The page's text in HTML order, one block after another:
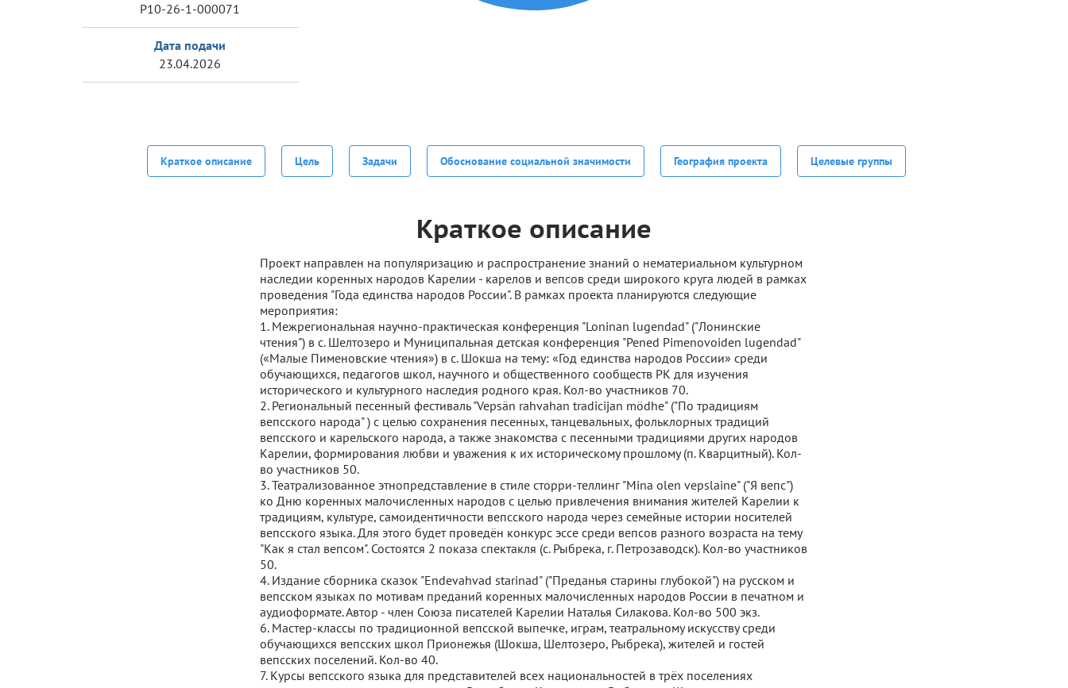
Р10-26-1-000071
Дата подачи
23.04.2026
Краткое описание Цель Задачи Обоснование социальной значимости География проекта Целевые группы
Краткое описание
Проект направлен на популяризацию и распространение знаний о нематериальном культурном
наследии коренных народов Карелии - карелов и вепсов среди широкого круга людей в рамках
проведения "Года единства народов России". В рамках проекта планируются следующие
мероприятия:
1. Межрегиональная научно-практическая конференция "Loninan lugendad" ("Лонинские
чтения") в с. Шелтозеро и Муниципальная детская конференция "Pened Pimenovoiden lugendad"
(«Малые Пименовские чтения») в с. Шокша на тему: «Год единства народов России» среди
обучающихся, педагогов школ, научного и общественного сообществ РК для изучения
исторического и культурного наследия родного края. Кол-во участников 70.
2. Региональный песенный фестиваль "Vepsän rahvahan tradicijan mödhe" ("По традициям
вепсского народа" ) с целью сохранения песенных, танцевальных, фольклорных традиций
вепсского и карельского народа, а также знакомства с песенными традициями других народов
Карелии, формирования любви и уважения к их историческому прошлому (п. Кварцитный). Кол-
во участников 50.
3. Театрализованное этнопредставление в стиле сторри-теллинг "Mina olen vepslaine" ("Я вепс")
ко Дню коренных малочисленных народов с целью привлечения внимания жителей Карелии к
традициям, культуре, самоидентичности вепсского народа через семейные истории носителей
вепсского языка. Для этого будет проведён конкурс эссе среди вепсов разного возраста на тему
"Как я стал вепсом". Состоятся 2 показа спектакля (с. Рыбрека, г. Петрозаводск). Кол-во участников
50.
4. Издание сборника сказок "Endevahvad starinad" ("Преданья старины глубокой") на русском и
вепсском языках по мотивам преданий коренных малочисленных народов России в печатном и
аудиоформате. Автор - член Союза писателей Карелии Наталья Силакова. Кол-во 500 экз.
6. Мастер-классы по традиционной вепсской выпечке, играм, театральному искусству среди
обучающихся вепсских школ Прионежья (Шокша, Шелтозеро, Рыбрека), жителей и гостей
вепсских поселений. Кол-во 40.
7. Курсы вепсского языка для представителей всех национальностей в трёх поселениях